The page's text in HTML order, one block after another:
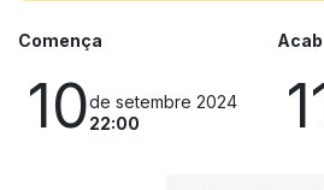
Comença
10de setembre 2024
22:00